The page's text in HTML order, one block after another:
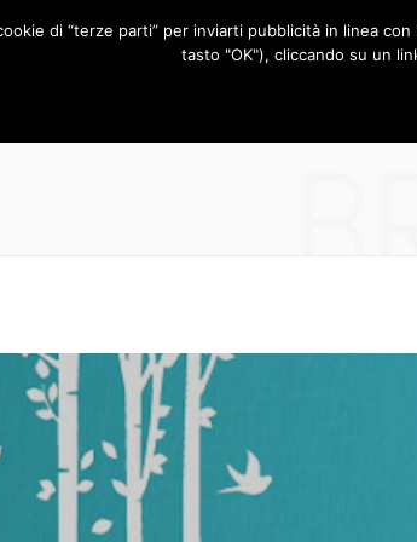
RUBRICHE
di “terze parti” per inviarti pubblicità in linea
tasto "OK"), cliccando su un